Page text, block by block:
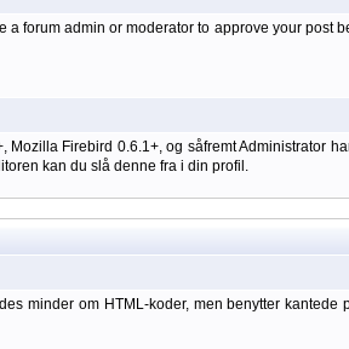
forum admin or moderator to approve your
Firebird 0.6.1+, og såfremt Administrator
kan du slå denne fra i din profil.
minder om HTML-koder, men benytter